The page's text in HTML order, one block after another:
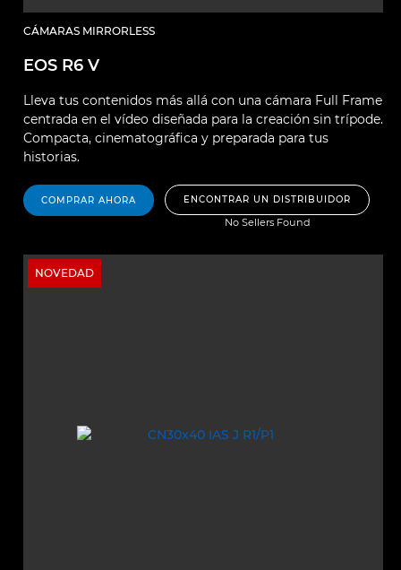
CÁMARAS MIRRORLESS
EOS R6 V
Lleva tus contenidos más allá con una cámara Full Frame
centrada en el vídeo diseñada para la creación sin trípode.
Compacta, cinematográfica y preparada para tus
historias.
COMPRAR AHORA ENCONTRAR UN DISTRIBUIDOR
No Sellers Found
NOVEDAD